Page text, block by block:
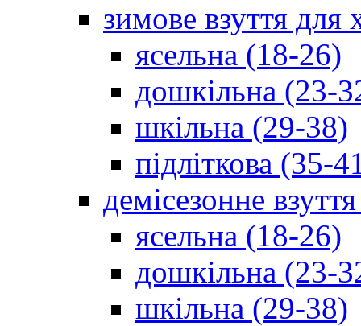
зимове взуття для
ясельна (18-26)
дошкільна (23-
шкільна (29-38)
підліткова (35-
демісезонне
ясельна (18-26)
дошкільна (23-
шкільна (29-38)